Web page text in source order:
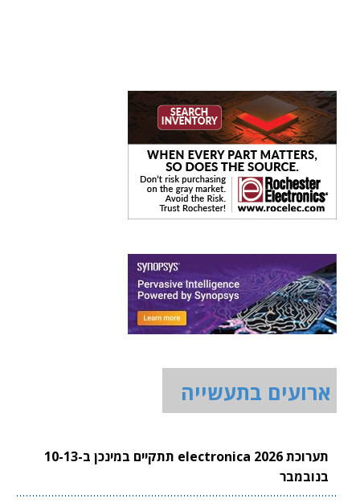
ארועים בתעשייה
תערוכת electronica 2026 תתקיים במינכן ב-10-13
בנובמבר